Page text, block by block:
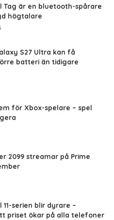
Tag är en bluetooth-spårare
högtalare
S27 Ultra kan få
batteri än tidigare
för Xbox-spelare – spel
2099 streamar på Prime
11-serien blir dyrare –
priset ökar på alla telefoner